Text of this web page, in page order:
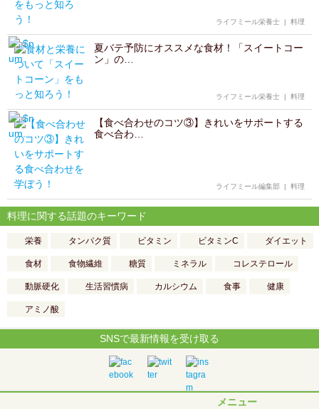
ライフミール栄養士 | 料理
夏バテ予防にオススメな食材！「スイートコー
ン」の…
ライフミール栄養士 | 料理
【食べ合わせのコツ③】きれいをサポートする
食べ合わ…
ライフミール編集部 | 料理
料理に関する話題のキーワード
栄養 タンパク質 ビタミン ビタミンC ダイエット
食材 食物繊維 糖質 ミネラル コレステロール
動脈硬化 生活習慣病 カルシウム 食事 健康
アミノ酸
SNSで最新情報を受け取る
メニュー